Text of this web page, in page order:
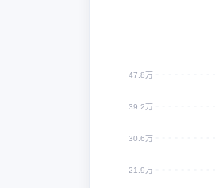
47.8万
39.2万
30.6万
21.9万